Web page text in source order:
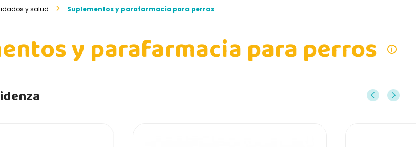
y salud Suplementos y parafarmacia para perros
y parafarmacia para perros